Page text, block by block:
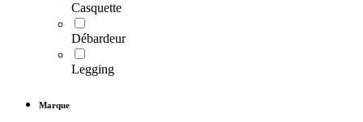
Casquette
Débardeur
Legging
Marque